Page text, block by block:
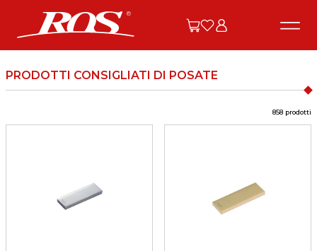
PRODOTTI CONSIGLIATI DI POSATE
858 prodotti